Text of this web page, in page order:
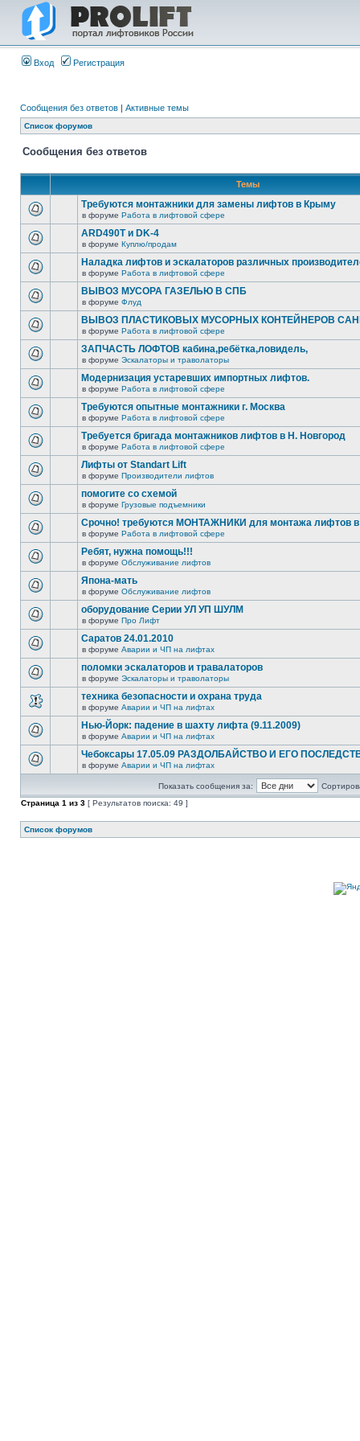
Вход Регистрация
Сообщения без ответов | Активные темы
Список форумов
Сообщения без ответов
Темы
Требуются монтажники для замены лифтов в Крыму
в форуме Работа в лифтовой сфере
ARD490T и DK-4
в форуме Куплю/продам
Наладка лифтов и эскалаторов различных
в форуме Работа в лифтовой сфере
ВЫВОЗ МУСОРА ГАЗЕЛЬЮ В СПБ
в форуме Флуд
ВЫВОЗ ПЛАСТИКОВЫХ МУСОРНЫХ КОНТЕЙНЕРОВ
в форуме Работа в лифтовой сфере
ЗАПЧАСТЬ ЛОФТОВ кабина,ребётка,ловидель,
в форуме Эскалаторы и траволаторы
Модернизация устаревших импортных лифтов.
в форуме Работа в лифтовой сфере
Требуются опытные монтажники г. Москва
в форуме Работа в лифтовой сфере
Требуется бригада монтажников лифтов в Н. Новгород
в форуме Работа в лифтовой сфере
Лифты от Standart Lift
в форуме Производители лифтов
помогите со схемой
в форуме Грузовые подъемники
Срочно! требуются МОНТАЖНИКИ для монтажа лифтов в
в форуме Работа в лифтовой сфере
Ребят, нужна помощь!!!
в форуме Обслуживание лифтов
Япона-мать
в форуме Обслуживание лифтов
оборудование Серии УЛ УП ШУЛМ
в форуме Про Лифт
Саратов 24.01.2010
в форуме Аварии и ЧП на лифтах
поломки эскалаторов и травалаторов
в форуме Эскалаторы и траволаторы
техника безопасности и охрана труда
в форуме Аварии и ЧП на лифтах
Нью-Йорк: падение в шахту лифта (9.11.2009)
в форуме Аварии и ЧП на лифтах
Чебоксары 17.05.09 РАЗДОЛБАЙСТВО И ЕГО
в форуме Аварии и ЧП на лифтах
Показать сообщения за:
Страница 1 из 3 [ Результатов поиска: 49 ]
Список форумов